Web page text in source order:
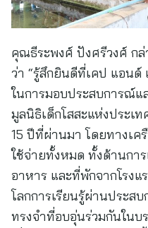
คุณธีระพงศ์ ปังศรีวงศ์ กล่
ว่า “รู้สึกยินดีที่เคป แอนด์
ในการมอบประสบการณ์แ
มูลนิธิเด็กโสสะแห่งประเ
15 ปีที่ผ่านมา โดยทางเค
ใช้จ่ายทั้งหมด ทั้งด้านกา
อาหาร และที่พักจากโรงแ
โลกการเรียนรู้ผ่านประส
ทรงจำที่อบอุ่นร่วมกันในบ